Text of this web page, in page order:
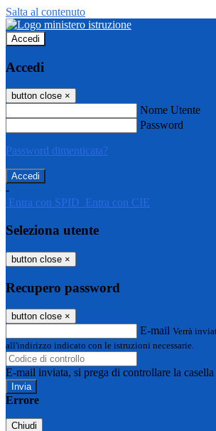
Salta al contenuto
Accedi
Accedi
button close ×
Nome Utente
Password
Password dimenticata?
-
Entra con SPID Entra con CIE
Seleziona utente
button close ×
Recupero password
button close ×
E-mail Verrà
all'indirizzo indicato con le istruzioni necessarie.
E-mail inviata, si prega di controllare la
Errore
Chiudi